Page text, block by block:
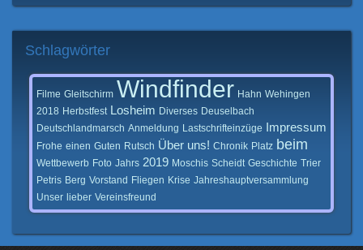
Schlagwörter
Filme Gleitschirm Windfinder Hahn Wehingen
2018 Herbstfest Losheim Diverses Deuselbach
Deutschlandmarsch Anmeldung Lastschrifteinzüge Impressum
Frohe einen Guten Rutsch Über uns! Chronik Platz beim
Wettbewerb Foto Jahrs 2019 Moschis Scheidt Geschichte Trier
Petris Berg Vorstand Fliegen Krise Jahreshauptversammlung
Unser lieber Vereinsfreund